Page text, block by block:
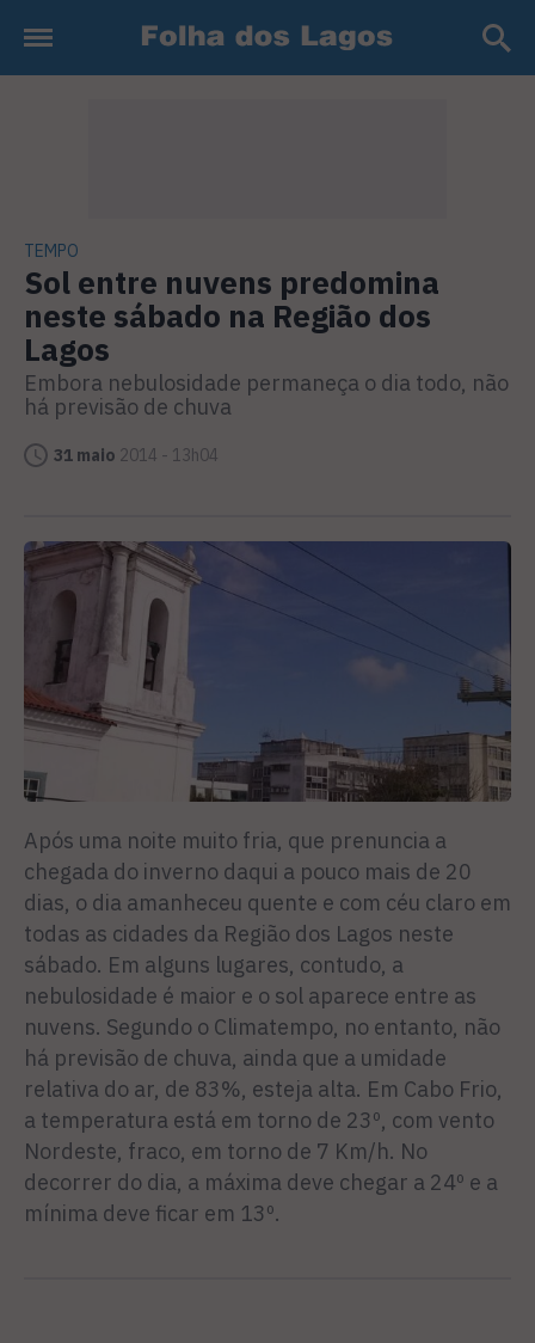
TEMPO
Sol entre nuvens predomina
neste sábado na Região dos
Lagos
Embora nebulosidade permaneça o dia todo, não
há previsão de chuva
31 maio 2014 - 13h04
Após uma noite muito fria, que prenuncia a
chegada do inverno daqui a pouco mais de 20
dias, o dia amanheceu quente e com céu claro em
todas as cidades da Região dos Lagos neste
sábado. Em alguns lugares, contudo, a
nebulosidade é maior e o sol aparece entre as
nuvens. Segundo o Climatempo, no entanto, não
há previsão de chuva, ainda que a umidade
relativa do ar, de 83%, esteja alta. Em Cabo Frio,
a temperatura está em torno de 23º, com vento
Nordeste, fraco, em torno de 7 Km/h. No
decorrer do dia, a máxima deve chegar a 24º e a
mínima deve ficar em 13º.